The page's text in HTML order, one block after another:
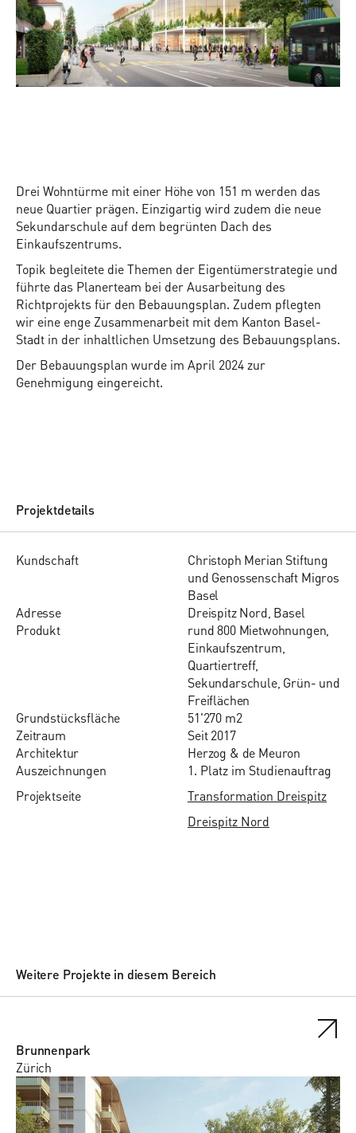
Drei Wohntürme mit einer Höhe von 151 m werden das
neue Quartier prägen. Einzigartig wird zudem die neue
Sekundarschule auf dem begrünten Dach des
Einkaufszentrums.
Topik begleitete die Themen der Eigentümerstrategie und
führte das Planerteam bei der Ausarbeitung des
Richtprojekts für den Bebauungsplan. Zudem pflegten
wir eine enge Zusammenarbeit mit dem Kanton Basel-
Stadt in der inhaltlichen Umsetzung des Bebauungsplans.
Der Bebauungsplan wurde im April 2024 zur
Genehmigung eingereicht.
Projektdetails
Kund­schaft
Christoph Merian Stiftung
und Genossenschaft Migros
Basel
Adres­se
Dreispitz Nord, Basel
Pro­dukt
rund 800 Mietwohnungen,
Einkaufszentrum,
Quartiertreff,
Sekundarschule, Grün- und
Freiflächen
Grund­stücks­flä­che
51'270 m2
Zeit­raum
Seit 2017
Ar­chi­tektur
Herzog & de Meuron
Auszeichnungen
1. Platz im Studienauftrag
Projektseite
Transformation Dreispitz
Dreispitz Nord
Weitere Projekte in diesem Bereich
Brunnenpark
Zürich